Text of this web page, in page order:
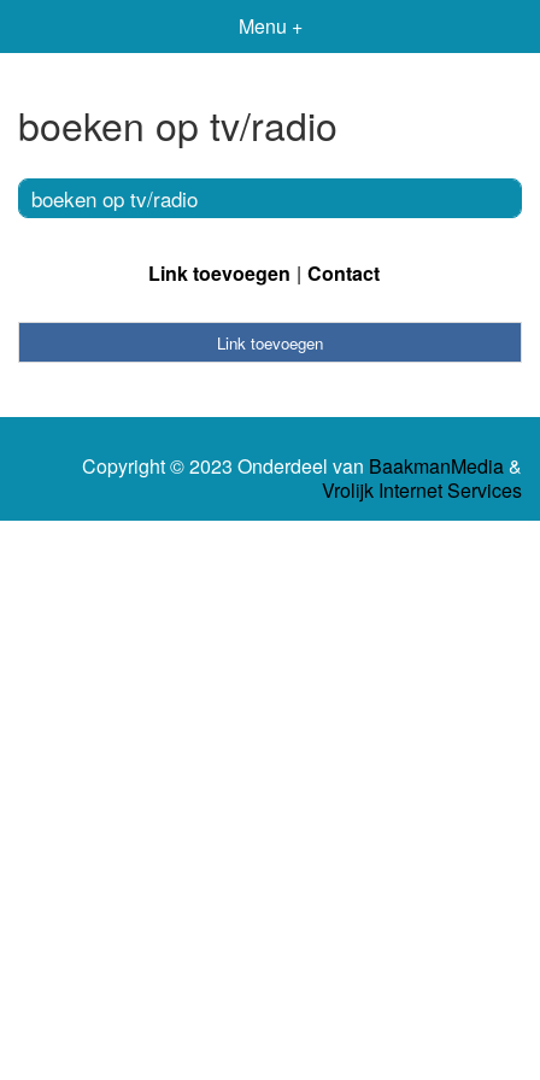
Menu +
boeken op tv/radio
boeken op tv/radio
Link toevoegen Contact
Link toevoegen
Copyright © 2023 Onderdeel van BaakmanMedia&
Vrolijk Internet Services